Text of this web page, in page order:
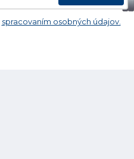
spracovaním osobných údajov.